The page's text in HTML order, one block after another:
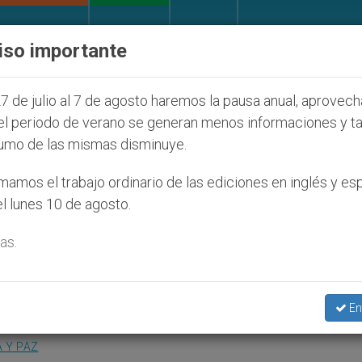
judíos que afecta a cristianos (y no sólo) en
mezquita fue salvada
destruyeron la basí­lica de San
Y PAZ
importante
de julio al 7 de agosto haremos la pausa anual,
periodo de verano se generan menos informaciones y
de las mismas disminuye.
el trabajo ordinario de las ediciones en inglés y
lunes 10 de agosto.